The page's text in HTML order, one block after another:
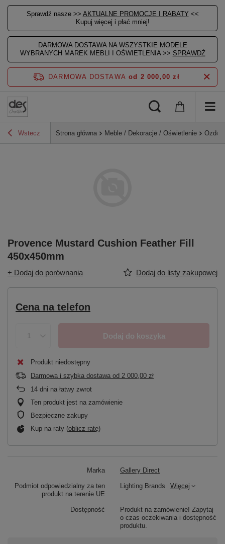
Sprawdź nasze >> AKTUALNE PROMOCJE I RABATY <<
Kupuj więcej i płać mniej!
DARMOWA DOSTAWA NA WSZYSTKIE MODELE
WYBRANYCH MAREK MEBLI I OŚWIETLENIA >> SPRAWDŹ
DARMOWA DOSTAWA od 2 000,00 zł
Wstecz Strona główna Meble / Dekoracje / Oświetlenie
Provence Mustard Cushion Feather Fill
450x450mm
+ Dodaj do porównania Dodaj do listy zakupowej
Cena na telefon
Dodaj do koszyka
Produkt niedostępny
Darmowa i szybka dostawa od 2 000,00 zł
14 dni na łatwy zwrot
Ten produkt jest na zamówienie
Bezpieczne zakupy
Kup na raty (oblicz ratę)
Marka Gallery Direct
Podmiot odpowiedzialny za ten
produkt na terenie UE
Lighting Brands Więcej
Dostępność
Produkt na zamówienie! Zapytaj
o czas oczekiwania i dostępność
produktu.